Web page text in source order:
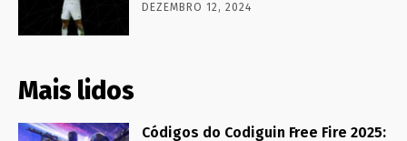
DEZEMBRO 12, 2024
Mais lidos
Códigos do Codiguin Free Fire 2025: